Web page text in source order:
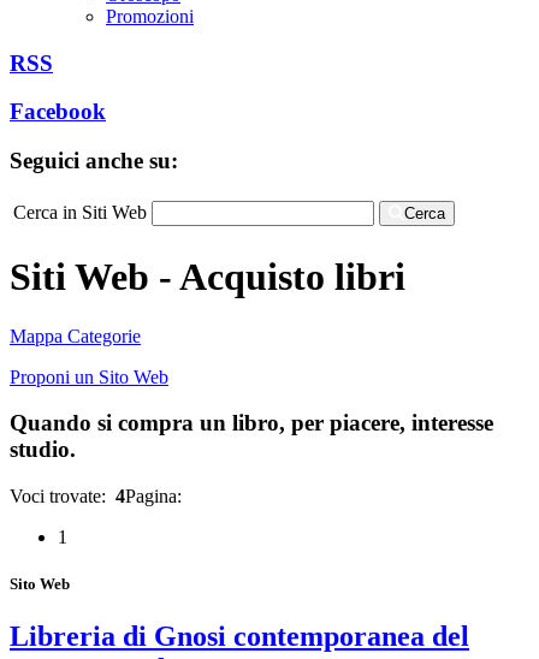
Promozioni
RSS
Facebook
Seguici anche su:
Cerca in Siti Web Cerca
Siti Web - Acquisto libri
Mappa Categorie
Proponi un Sito Web
Quando si compra un libro, per piacere, interesse
studio.
Voci trovate: 4Pagina:
1
Sito Web
Libreria di Gnosi contemporanea del